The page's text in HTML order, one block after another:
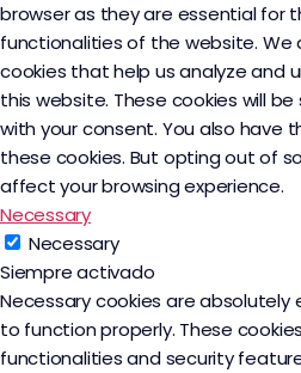
browser as they are essential for
functionalities of the website. We
cookies that help us analyze and
this website. These cookies will
with your consent. You also
these cookies. But opting out of
affect your browsing experience.
Necessary
Necessary
Siempre activado
Necessary cookies are
to function properly. These
functionalities and security